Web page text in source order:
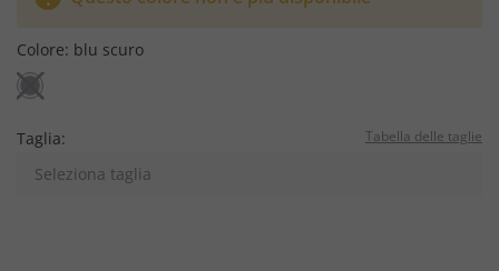
Colore: blu scuro
Taglia: Tabella delle taglie
Seleziona taglia